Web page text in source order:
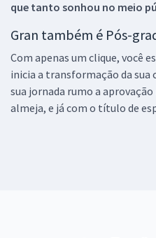
que tanto sonhou no meio
Gran também é Pós-
Com apenas um clique, você
inicia a transformação da sua
sua jornada rumo a
almeja, e já com o título de